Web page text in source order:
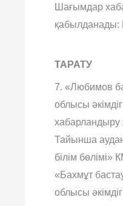
Шағымдар
қабылданады:
ТАРАТУ
7. «Любимов
облысы
хабарландыру
Тайынша
білім бөлімі»
«Бахмұт
облысы